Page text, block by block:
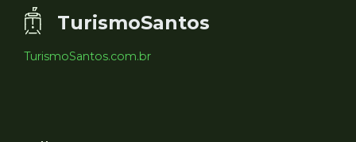
TurismoSantos
TurismoSantos.com.br